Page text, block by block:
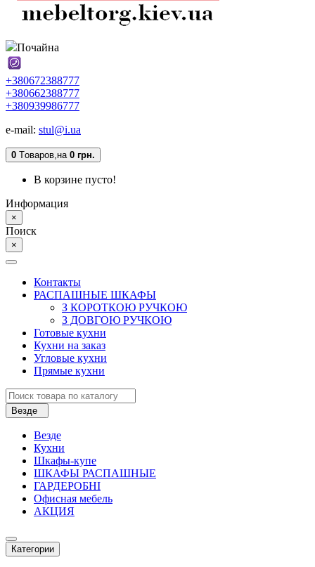
Почайна
+380672388777
+380662388777
+380939986777
e-mail: stul@i.ua
0 Tоваров,на 0 грн.
В корзине пусто!
Информация
×
Поиск
×
Контакты
РАСПАШНЫЕ ШКАФЫ
З КОРОТКОЮ РУЧКОЮ
З ДОВГОЮ РУЧКОЮ
Готовые кухни
Кухни на заказ
Угловые кухни
Прямые кухни
Везде
Везде
Кухни
Шкафы-купе
ШКАФЫ РАСПАШНЫЕ
ГАРДЕРОБНІ
Офисная мебель
АКЦИЯ
Категории